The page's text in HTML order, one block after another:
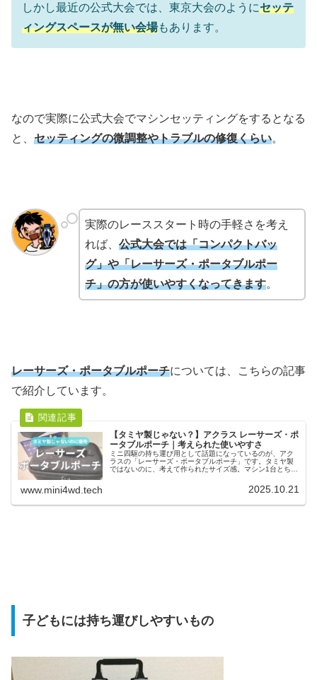
しかし最近の公式大会では、東京大会のようにセッテ
ィングスペースが無い会場もあります。
なので実際に公式大会でマシンセッティングをするとなる
と、 セッティングの微調整やトラブルの修復くらい。
実際のレーススタート時の手軽さを考え
れば、 公式大会では「コンパクトバッ
グ」や「レーサーズ・ポータブルポー
チ」の方が使いやすくなってきます。
レーサーズ・ポータブルポーチについては、こちらの記事
で紹介しています。
【タミヤ製じゃない？】アクラス レーサーズ・ポ
ータブルポーチ｜考えられた使いやすさ
ミニ四駆の持ち運び用として話題になっているのが、アク
ラスの「レーサーズ・ポータブルポーチ」です。タミヤ製
ではないのに、考えて作られたサイズ感。マシン1台とちょ
www.mini4wd.tech 2025.10.21
子どもには持ち運びしやすいもの